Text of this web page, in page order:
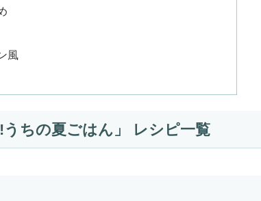
風
ちの夏ごはん」 レシピ一覧